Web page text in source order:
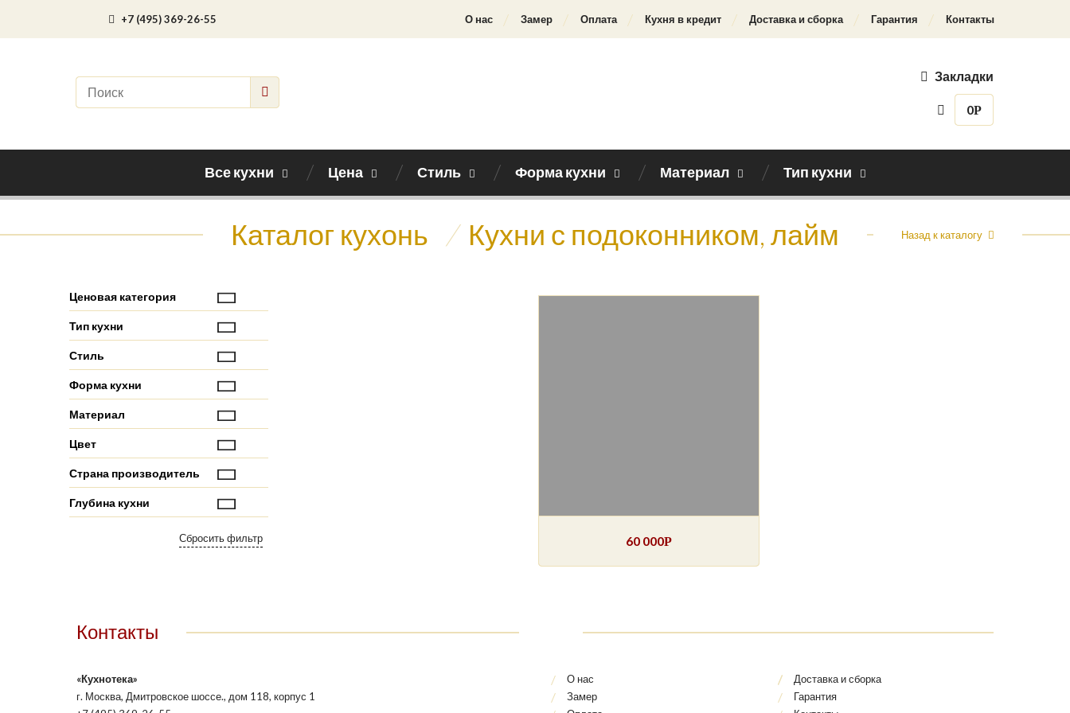
+7 (495) 369-26-55 О нас Замер Оплата Кухня в кредит Доставка и сборка Гарантия Контакты
Закладки
0Р
Все кухни Цена Стиль Форма кухни Материал Тип кухни
Каталог кухонь / Кухни с подоконником, лайм Назад к каталогу
60 000Р
Ценовая категория
Тип кухни
Стиль
Форма кухни
Материал
Цвет
Страна производитель
Глубина кухни
Контакты
«Кухнотека»
г. Москва, Дмитровское шоссе., дом 118, корпус 1
О нас
Замер
Доставка и сборка
Гарантия